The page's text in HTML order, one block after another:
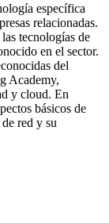
específica
relacionadas.
tecnologías de
en el sector.
del
Academy,
y cloud. En
básicos de
red y su